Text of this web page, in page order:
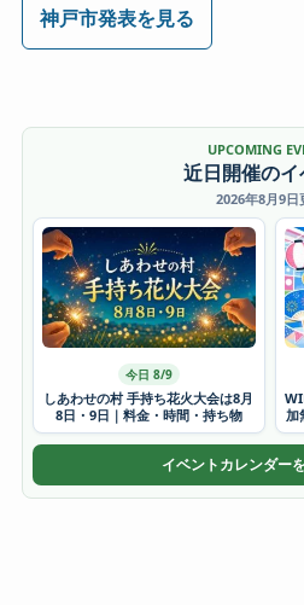
神戸市発表を見る
UPCOMING
近日開催のイ
2026年8月9日
今日 8/9
しあわせの村 手持ち花火大会は8月
8日・9日｜料金・時間・持ち物
加
イベントカレンダー